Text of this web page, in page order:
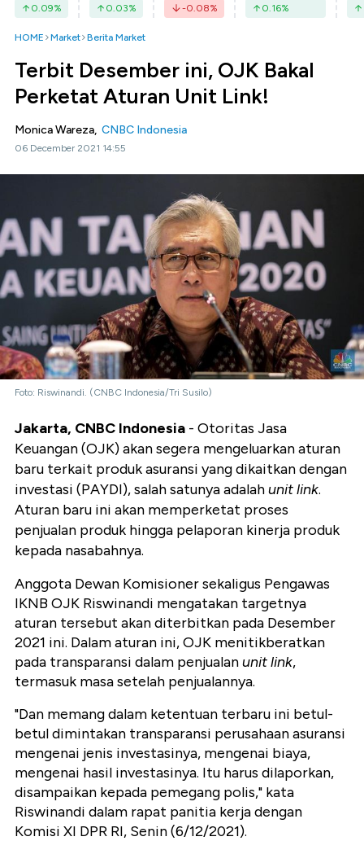
0.09% 0.03% -0.08% 0.16%
HOME Market Berita Market
Terbit Desember ini, OJK Bakal
Perketat Aturan Unit Link!
Monica Wareza, CNBC Indonesia
06 December 2021 14:55
Foto: Riswinandi. (CNBC Indonesia/Tri Susilo)
Jakarta, CNBC Indonesia - Otoritas Jasa
Keuangan (OJK) akan segera mengeluarkan aturan
baru terkait produk asuransi yang dikaitkan dengan
investasi (PAYDI), salah satunya adalahunit link.
Aturan baru ini akan memperketat proses
penjualan produk hingga pelaporan kinerja produk
kepada nasabahnya.
Anggota Dewan Komisioner sekaligus Pengawas
IKNB OJK Riswinandi mengatakan targetnya
aturan tersebut akan diterbitkan pada Desember
2021 ini. Dalam aturan ini, OJK menitikberatkan
pada transparansi dalam penjualanunit link,
termasuk masa setelah penjualannya.
"Dan memang dalam ketentuan terbaru ini betul-
betul dimintakan transparansi perusahaan asuransi
mengenai jenis investasinya, mengenai biaya,
mengenai hasil investasinya. Itu harus dilaporkan,
disampaikan kepada pemegang polis," kata
Riswinandi dalam rapat panitia kerja dengan
Komisi XI DPR RI, Senin (6/12/2021).